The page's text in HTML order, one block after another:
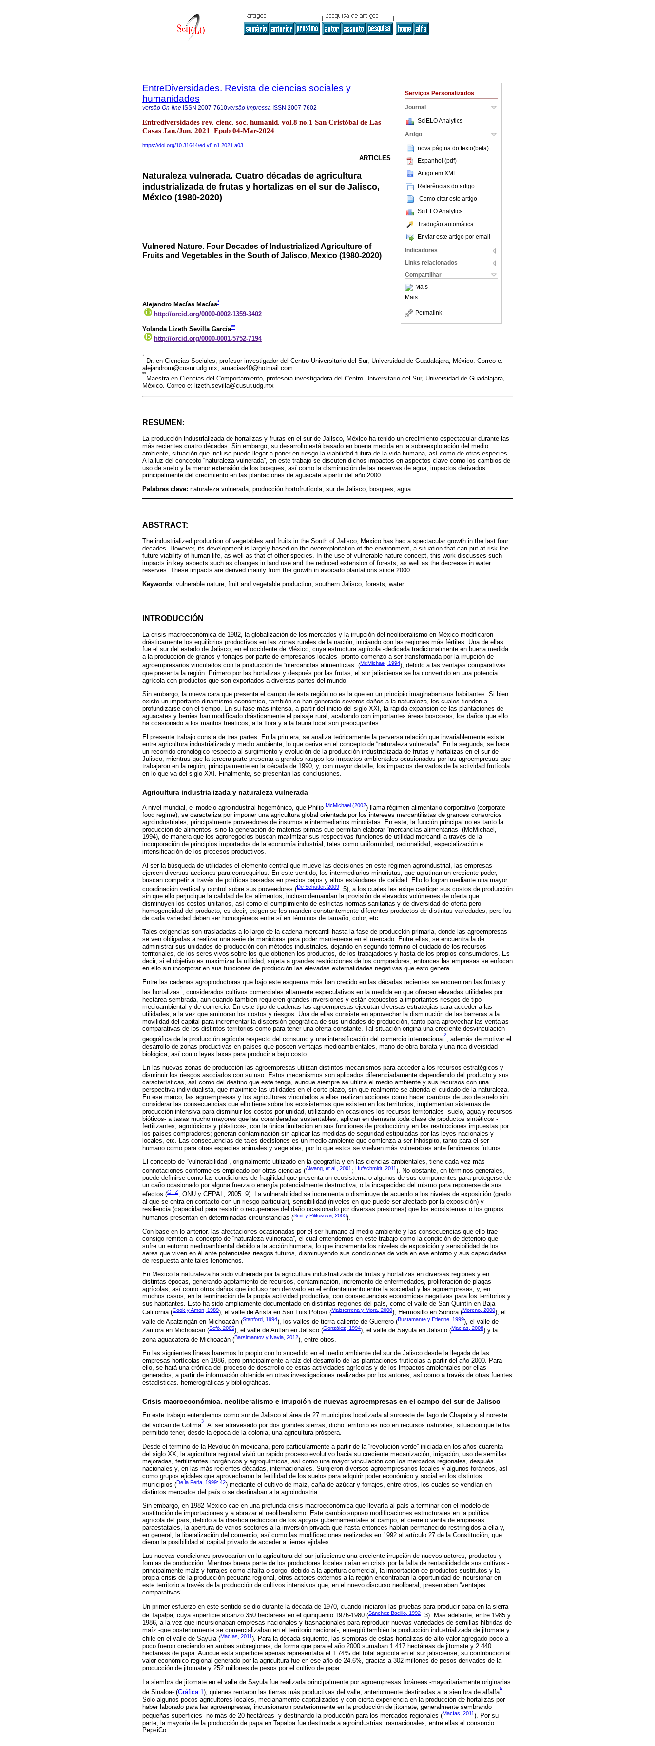
Serviços Personalizados
Journal
SciELO Analytics
Artigo
nova página do texto(beta)
Espanhol (pdf)
Artigo em XML
Referências do artigo
Como citar este artigo
SciELO Analytics
Tradução automática
Enviar este artigo por email
Indicadores
Links relacionados
Compartilhar
Mais
Mais
Permalink
EntreDiversidades. Revista de ciencias sociales y
humanidades
versão On-line ISSN 2007-7610versão impressa ISSN 2007-7602
Entrediversidades rev. cienc. soc. humanid. vol.8 no.1 San Cristóbal de Las
Casas Jan./Jun. 2021 Epub 04-Mar-2024
https://doi.org/10.31644/ed.v8.n1.2021.a03
ARTICLES
Naturaleza vulnerada. Cuatro décadas de agricultura
industrializada de frutas y hortalizas en el sur de Jalisco,
México (1980-2020)
Vulnered Nature. Four Decades of Industrialized Agriculture of
Fruits and Vegetables in the South of Jalisco, Mexico (1980-2020)
Alejandro Macías Macías*
http://orcid.org/0000-0002-1359-3402
Yolanda Lizeth Sevilla García**
http://orcid.org/0000-0001-5752-7194
*
Dr. en Ciencias Sociales, profesor investigador del Centro Universitario del Sur, Universidad de Guadalajara, México. Correo-e:
alejandrom@cusur.udg.mx; amacias40@hotmail.com
**
Maestra en Ciencias del Comportamiento, profesora investigadora del Centro Universitario del Sur, Universidad de Guadalajara,
México. Correo-e: lizeth.sevilla@cusur.udg.mx
RESUMEN:
La producción industrializada de hortalizas y frutas en el sur de Jalisco, México ha tenido un crecimiento espectacular durante las
más recientes cuatro décadas. Sin embargo, su desarrollo está basado en buena medida en la sobreexplotación del medio
ambiente, situación que incluso puede llegar a poner en riesgo la viabilidad futura de la vida humana, así como de otras especies.
A la luz del concepto “naturaleza vulnerada”, en este trabajo se discuten dichos impactos en aspectos clave como los cambios de
uso de suelo y la menor extensión de los bosques, así como la disminución de las reservas de agua, impactos derivados
principalmente del crecimiento en las plantaciones de aguacate a partir del año 2000.
Palabras clave: naturaleza vulnerada; producción hortofrutícola; sur de Jalisco; bosques; agua
ABSTRACT:
The industrialized production of vegetables and fruits in the South of Jalisco, Mexico has had a spectacular growth in the last four
decades. However, its development is largely based on the overexploitation of the environment, a situation that can put at risk the
future viability of human life, as well as that of other species. In the use of vulnerable nature concept, this work discusses such
impacts in key aspects such as changes in land use and the reduced extension of forests, as well as the decrease in water
reserves. These impacts are derived mainly from the growth in avocado plantations since 2000.
Keywords: vulnerable nature; fruit and vegetable production; southern Jalisco; forests; water
INTRODUCCIÓN
La crisis macroeconómica de 1982, la globalización de los mercados y la irrupción del neoliberalismo en México modificaron
drásticamente los equilibrios productivos en las zonas rurales de la nación, iniciando con las regiones más fértiles. Una de ellas
fue el sur del estado de Jalisco, en el occidente de México, cuya estructura agrícola -dedicada tradicionalmente en buena medida
a la producción de granos y forrajes por parte de empresarios locales- pronto comenzó a ser transformada por la irrupción de
agroempresarios vinculados con la producción de “mercancías alimenticias” (McMichael, 1994), debido a las ventajas comparativas
que presenta la región. Primero por las hortalizas y después por las frutas, el sur jalisciense se ha convertido en una potencia
agrícola con productos que son exportados a diversas partes del mundo.
Sin embargo, la nueva cara que presenta el campo de esta región no es la que en un principio imaginaban sus habitantes. Si bien
existe un importante dinamismo económico, también se han generado severos daños a la naturaleza, los cuales tienden a
profundizarse con el tiempo. En su fase más intensa, a partir del inicio del siglo XXI, la rápida expansión de las plantaciones de
aguacates y berries han modificado drásticamente el paisaje rural, acabando con importantes áreas boscosas; los daños que ello
ha ocasionado a los mantos freáticos, a la flora y a la fauna local son preocupantes.
El presente trabajo consta de tres partes. En la primera, se analiza teóricamente la perversa relación que invariablemente existe
entre agricultura industrializada y medio ambiente, lo que deriva en el concepto de “naturaleza vulnerada”. En la segunda, se hace
un recorrido cronológico respecto al surgimiento y evolución de la producción industrializada de frutas y hortalizas en el sur de
Jalisco, mientras que la tercera parte presenta a grandes rasgos los impactos ambientales ocasionados por las agroempresas que
trabajaron en la región, principalmente en la década de 1990, y, con mayor detalle, los impactos derivados de la actividad frutícola
en lo que va del siglo XXI. Finalmente, se presentan las conclusiones.
Agricultura industrializada y naturaleza vulnerada
A nivel mundial, el modelo agroindustrial hegemónico, que Philip McMichael (2002) llama régimen alimentario corporativo (corporate
food regime), se caracteriza por imponer una agricultura global orientada por los intereses mercantilistas de grandes consorcios
agroindustriales, principalmente proveedores de insumos e intermediarios minoristas. En este, la función principal no es tanto la
producción de alimentos, sino la generación de materias primas que permitan elaborar “mercancías alimentarias” (McMichael,
1994), de manera que los agronegocios buscan maximizar sus respectivas funciones de utilidad mercantil a través de la
incorporación de principios importados de la economía industrial, tales como uniformidad, racionalidad, especialización e
intensificación de los procesos productivos.
Al ser la búsqueda de utilidades el elemento central que mueve las decisiones en este régimen agroindustrial, las empresas
ejercen diversas acciones para conseguirlas. En este sentido, los intermediarios minoristas, que aglutinan un creciente poder,
buscan competir a través de políticas basadas en precios bajos y altos estándares de calidad. Ello lo logran mediante una mayor
coordinación vertical y control sobre sus proveedores (De Schutter, 2009: 5), a los cuales les exige castigar sus costos de producción
sin que ello perjudique la calidad de los alimentos; incluso demandan la provisión de elevados volúmenes de oferta que
disminuyen los costos unitarios, así como el cumplimiento de estrictas normas sanitarias y de diversidad de oferta pero
homogeneidad del producto; es decir, exigen se les manden constantemente diferentes productos de distintas variedades, pero los
de cada variedad deben ser homogéneos entre sí en términos de tamaño, color, etc.
Tales exigencias son trasladadas a lo largo de la cadena mercantil hasta la fase de producción primaria, donde las agroempresas
se ven obligadas a realizar una serie de maniobras para poder mantenerse en el mercado. Entre ellas, se encuentra la de
administrar sus unidades de producción con métodos industriales, dejando en segundo término el cuidado de los recursos
territoriales, de los seres vivos sobre los que obtienen los productos, de los trabajadores y hasta de los propios consumidores. Es
decir, si el objetivo es maximizar la utilidad, sujeta a grandes restricciones de los compradores, entonces las empresas se enfocan
en ello sin incorporar en sus funciones de producción las elevadas externalidades negativas que esto genera.
Entre las cadenas agroproductoras que bajo este esquema más han crecido en las décadas recientes se encuentran las frutas y
las hortalizas
1
, considerados cultivos comerciales altamente especulativos en la medida en que ofrecen elevadas utilidades por
hectárea sembrada, aun cuando también requieren grandes inversiones y están expuestos a importantes riesgos de tipo
medioambiental y de comercio. En este tipo de cadenas las agroempresas ejecutan diversas estrategias para acceder a las
utilidades, a la vez que aminoran los costos y riesgos. Una de ellas consiste en aprovechar la disminución de las barreras a la
movilidad del capital para incrementar la dispersión geográfica de sus unidades de producción, tanto para aprovechar las ventajas
comparativas de los distintos territorios como para tener una oferta constante. Tal situación origina una creciente desvinculación
geográfica de la producción agrícola respecto del consumo y una intensificación del comercio internacional
2
, además de motivar el
desarrollo de zonas productivas en países que poseen ventajas medioambientales, mano de obra barata y una rica diversidad
biológica, así como leyes laxas para producir a bajo costo.
En las nuevas zonas de producción las agroempresas utilizan distintos mecanismos para acceder a los recursos estratégicos y
disminuir los riesgos asociados con su uso. Estos mecanismos son aplicados diferenciadamente dependiendo del producto y sus
características, así como del destino que este tenga, aunque siempre se utiliza el medio ambiente y sus recursos con una
perspectiva individualista, que maximice las utilidades en el corto plazo, sin que realmente se atienda el cuidado de la naturaleza.
En ese marco, las agroempresas y los agricultores vinculados a ellas realizan acciones como hacer cambios de uso de suelo sin
considerar las consecuencias que ello tiene sobre los ecosistemas que existen en los territorios; implementan sistemas de
producción intensiva para disminuir los costos por unidad, utilizando en ocasiones los recursos territoriales -suelo, agua y recursos
bióticos- a tasas mucho mayores que las consideradas sustentables; aplican en demasía toda clase de productos sintéticos -
fertilizantes, agrotóxicos y plásticos-, con la única limitación en sus funciones de producción y en las restricciones impuestas por
los países compradores; generan contaminación sin aplicar las medidas de seguridad estipuladas por las leyes nacionales y
locales, etc. Las consecuencias de tales decisiones es un medio ambiente que comienza a ser inhóspito, tanto para el ser
humano como para otras especies animales y vegetales, por lo que estos se vuelven más vulnerables ante fenómenos futuros.
El concepto de “vulnerabilidad”, originalmente utilizado en la geografía y en las ciencias ambientales, tiene cada vez más
connotaciones conforme es empleado por otras ciencias (Alwang, et al., 2001 ; Hufschmidt, 2011). No obstante, en términos generales,
puede definirse como las condiciones de fragilidad que presenta un ecosistema o algunos de sus componentes para protegerse de
un daño ocasionado por alguna fuerza o energía potencialmente destructiva, o la incapacidad del mismo para reponerse de sus
efectos (GTZ, ONU y CEPAL, 2005: 9). La vulnerabilidad se incrementa o disminuye de acuerdo a los niveles de exposición (grado
al que se entra en contacto con un riesgo particular), sensibilidad (niveles en que puede ser afectado por la exposición) y
resiliencia (capacidad para resistir o recuperarse del daño ocasionado por diversas presiones) que los ecosistemas o los grupos
humanos presentan en determinadas circunstancias (Smit y Pilifosova, 2003).
Con base en lo anterior, las afectaciones ocasionadas por el ser humano al medio ambiente y las consecuencias que ello trae
consigo remiten al concepto de “naturaleza vulnerada”, el cual entendemos en este trabajo como la condición de deterioro que
sufre un entorno medioambiental debido a la acción humana, lo que incrementa los niveles de exposición y sensibilidad de los
seres que viven en él ante potenciales riesgos futuros, disminuyendo sus condiciones de vida en ese entorno y sus capacidades
de respuesta ante tales fenómenos.
En México la naturaleza ha sido vulnerada por la agricultura industrializada de frutas y hortalizas en diversas regiones y en
distintas épocas, generando agotamiento de recursos, contaminación, incremento de enfermedades, proliferación de plagas
agrícolas, así como otros daños que incluso han derivado en el enfrentamiento entre la sociedad y las agroempresas, y, en
muchos casos, en la terminación de la propia actividad productiva, con consecuencias económicas negativas para los territorios y
sus habitantes. Esto ha sido ampliamente documentado en distintas regiones del país, como el valle de San Quintín en Baja
California (Cook y Amon, 1989), el valle de Arista en San Luis Potosí (Maisterrena y Mora, 2000), Hermosillo en Sonora (Moreno, 2000), el
valle de Apatzingán en Michoacán (Stanford, 1994), los valles de tierra caliente de Guerrero (Bustamante y Etienne, 1999), el valle de
Zamora en Michoacán (Sefó, 2005), el valle de Autlán en Jalisco (González, 1994), el valle de Sayula en Jalisco (Macías, 2008) y la
zona aguacatera de Michoacán (Barsimantov y Navia, 2012), entre otros.
En las siguientes líneas haremos lo propio con lo sucedido en el medio ambiente del sur de Jalisco desde la llegada de las
empresas hortícolas en 1986, pero principalmente a raíz del desarrollo de las plantaciones frutícolas a partir del año 2000. Para
ello, se hará una crónica del proceso de desarrollo de estas actividades agrícolas y de los impactos ambientales por ellas
generados, a partir de información obtenida en otras investigaciones realizadas por los autores, así como a través de otras fuentes
estadísticas, hemerográficas y bibliográficas.
Crisis macroeconómica, neoliberalismo e irrupción de nuevas agroempresas en el campo del sur de Jalisco
En este trabajo entendemos como sur de Jalisco al área de 27 municipios localizada al suroeste del lago de Chapala y al noreste
del volcán de Colima
3
. Al ser atravesado por dos grandes sierras, dicho territorio es rico en recursos naturales, situación que le ha
permitido tener, desde la época de la colonia, una agricultura próspera.
Desde el término de la Revolución mexicana, pero particularmente a partir de la “revolución verde” iniciada en los años cuarenta
del siglo XX, la agricultura regional vivió un rápido proceso evolutivo hacia su creciente mecanización, irrigación, uso de semillas
mejoradas, fertilizantes inorgánicos y agroquímicos, así como una mayor vinculación con los mercados regionales, después
nacionales y, en las más recientes décadas, internacionales. Surgieron diversos agroempresarios locales y algunos foráneos, así
como grupos ejidales que aprovecharon la fertilidad de los suelos para adquirir poder económico y social en los distintos
municipios (De la Peña, 1999: 42) mediante el cultivo de maíz, caña de azúcar y forrajes, entre otros, los cuales se vendían en
distintos mercados del país o se destinaban a la agroindustria.
Sin embargo, en 1982 México cae en una profunda crisis macroeconómica que llevaría al país a terminar con el modelo de
sustitución de importaciones y a abrazar el neoliberalismo. Este cambio supuso modificaciones estructurales en la política
agrícola del país, debido a la drástica reducción de los apoyos gubernamentales al campo, el cierre o venta de empresas
paraestatales, la apertura de varios sectores a la inversión privada que hasta entonces habían permanecido restringidos a ella y,
en general, la liberalización del comercio, así como las modificaciones realizadas en 1992 al artículo 27 de la Constitución, que
dieron la posibilidad al capital privado de acceder a tierras ejidales.
Las nuevas condiciones provocarían en la agricultura del sur jalisciense una creciente irrupción de nuevos actores, productos y
formas de producción. Mientras buena parte de los productores locales caían en crisis por la falta de rentabilidad de sus cultivos -
principalmente maíz y forrajes como alfalfa o sorgo- debido a la apertura comercial, la importación de productos sustitutos y la
propia crisis de la producción pecuaria regional, otros actores externos a la región encontraban la oportunidad de incursionar en
este territorio a través de la producción de cultivos intensivos que, en el nuevo discurso neoliberal, presentaban “ventajas
comparativas”.
Un primer esfuerzo en este sentido se dio durante la década de 1970, cuando iniciaron las pruebas para producir papa en la sierra
de Tapalpa, cuya superficie alcanzó 350 hectáreas en el quinquenio 1976-1980 (Sánchez Bacilio, 1992: 3). Más adelante, entre 1985 y
1986, a la vez que incursionaban empresas nacionales y trasnacionales para reproducir nuevas variedades de semillas híbridas de
maíz -que posteriormente se comercializaban en el territorio nacional-, emergió también la producción industrializada de jitomate y
chile en el valle de Sayula (Macías, 2011). Para la década siguiente, las siembras de estas hortalizas de alto valor agregado poco a
poco fueron creciendo en ambas subregiones, de forma que para el año 2000 sumaban 1 417 hectáreas de jitomate y 2 440
hectáreas de papa. Aunque esta superficie apenas representaba el 1.74% del total agrícola en el sur jalisciense, su contribución al
valor económico regional generado por la agricultura fue en ese año de 24.6%, gracias a 302 millones de pesos derivados de la
producción de jitomate y 252 millones de pesos por el cultivo de papa.
La siembra de jitomate en el valle de Sayula fue realizada principalmente por agroempresas foráneas -mayoritariamente originarias
de Sinaloa- (Gráfica 1), quienes rentaron las tierras más productivas del valle, anteriormente destinadas a la siembra de alfalfa
4
Solo algunos pocos agricultores locales, medianamente capitalizados y con cierta experiencia en la producción de hortalizas por
haber laborado para las agroempresas, incursionaron posteriormente en la producción de jitomate, generalmente sembrando
pequeñas superficies -no más de 20 hectáreas- y destinando la producción para los mercados regionales (Macías, 2011). Por su
parte, la mayoría de la producción de papa en Tapalpa fue destinada a agroindustrias trasnacionales, entre ellas el consorcio
PepsiCo.